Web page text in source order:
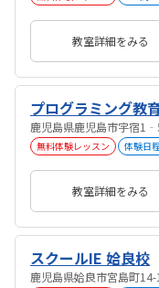
教室詳細をみる
プログラミング教
鹿児島県鹿児島市宇宿
無料体験レッスン 体験日
教室詳細をみる
スクールIE 姶良校
鹿児島県姶良市宮島町14-1